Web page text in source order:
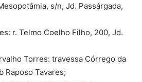
s/n, Jd. Passárgada,
r. Telmo Coelho Filho, 200, Jd.
Torres: travessa Córrego da
Raposo Tavares;